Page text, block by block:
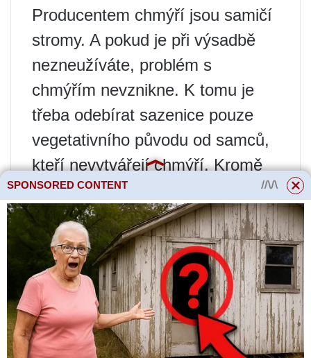
Producentem chmýří jsou samičí
stromy. A pokud je při výsadbě
nezneužíváte, problém s
chmýřím nevznikne. K tomu je
třeba odebírat sazenice pouze
vegetativního původu od samců,
kteří nevytvářejí chmýří. Kromě
toho, samčí stromy, jak se sluší
zástupcům silnějšího pohlaví,
jsou větší než samice a mají více
větví – takže přínos je
dvojnásobný.
Co ale dělat se vzrostlými
samičími stromy, které byly
SPONSORED CONTENT